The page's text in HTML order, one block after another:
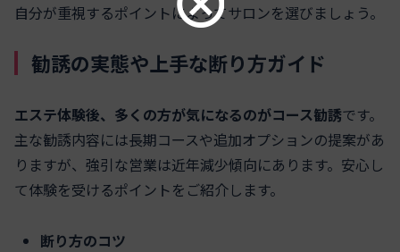
自分が重視するポイントによってサロンを選びましょう。
勧誘の実態や上手な断り方ガイド
エステ体験後、多くの方が気になるのがコース勧誘です。
主な勧誘内容には長期コースや追加オプションの提案があ
りますが、強引な営業は近年減少傾向にあります。安心し
て体験を受けるポイントをご紹介します。
断り方のコツ